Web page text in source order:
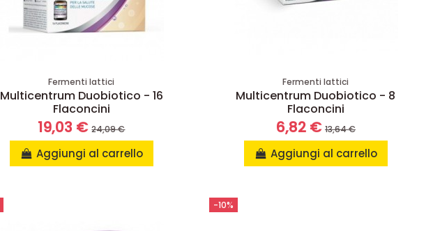
Fermenti lattici
Multicentrum Duobiotico - 16
Flaconcini
19,03 €24,09 €
Aggiungi al carrello
Fermenti lattici
Multicentrum Duobiotico - 8
Flaconcini
6,82 € 13,64 €
Aggiungi al carrello
-10%